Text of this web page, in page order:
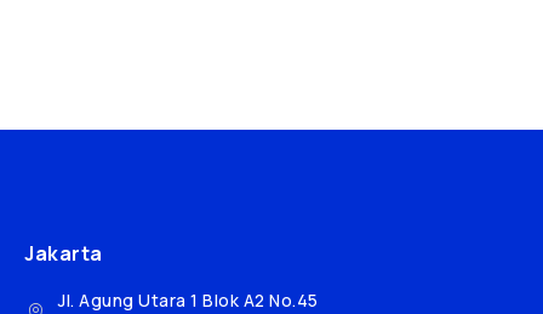
Jakarta
Jl. Agung Utara 1 Blok A2 No.45